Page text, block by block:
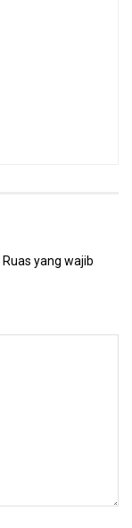
Ruas yang wajib